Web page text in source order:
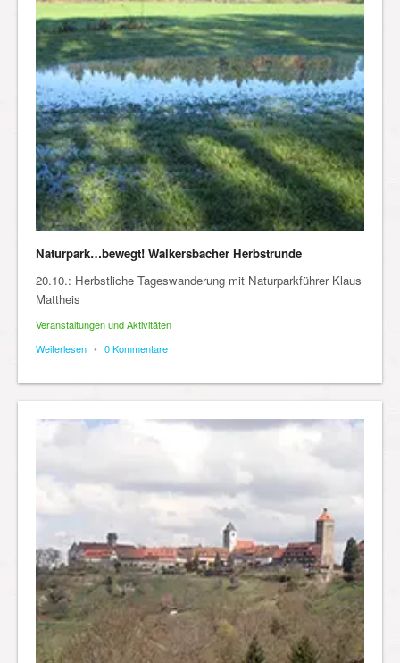
Naturpark…bewegt! Walkersbacher Herbstrunde
20.10.: Herbstliche Tageswanderung mit Naturparkführer Klaus
Mattheis
Veranstaltungen und Aktivitäten
Weiterlesen • 0 Kommentare